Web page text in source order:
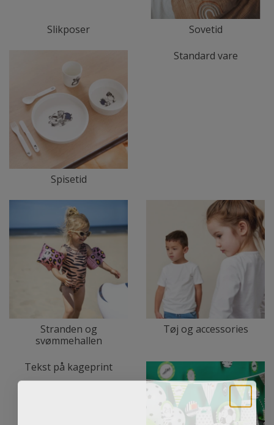
Slikposer Sovetid
Spisetid
Standard vare
Stranden og
svømmehallen
Tøj og accessories
Tekst på kageprint